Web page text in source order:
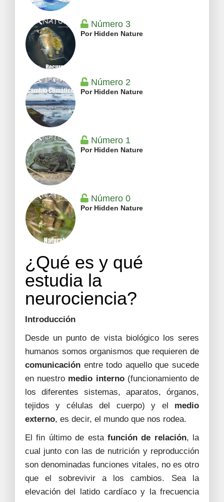
Número 3
Por Hidden Nature
Número 2
Por Hidden Nature
Número 1
Por Hidden Nature
Número 0
Por Hidden Nature
¿Qué es y qué
estudia la
neurociencia?
Introducción
Desde un punto de vista biológico los seres
humanos somos organismos que requieren de
comunicación entre todo aquello que sucede
en nuestro medio interno(funcionamiento de
los diferentes sistemas, aparatos, órganos,
tejidos y células del cuerpo) y el medio
externo, es decir, el mundo que nos rodea.
El fin último de esta función de relación, la
cual junto con las de nutrición y reproducción
son denominadas funciones vitales, no es otro
que el sobrevivir a los cambios. Sea la
elevación del latido cardíaco y la frecuencia